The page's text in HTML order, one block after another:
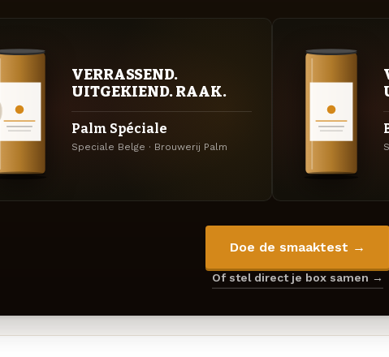
VERRASSEND.
UITGEKIEND. RAAK.
Palm Spéciale
Speciale Belge · Brouwerij Palm
Doe de smaaktest →
Of stel direct je box samen →